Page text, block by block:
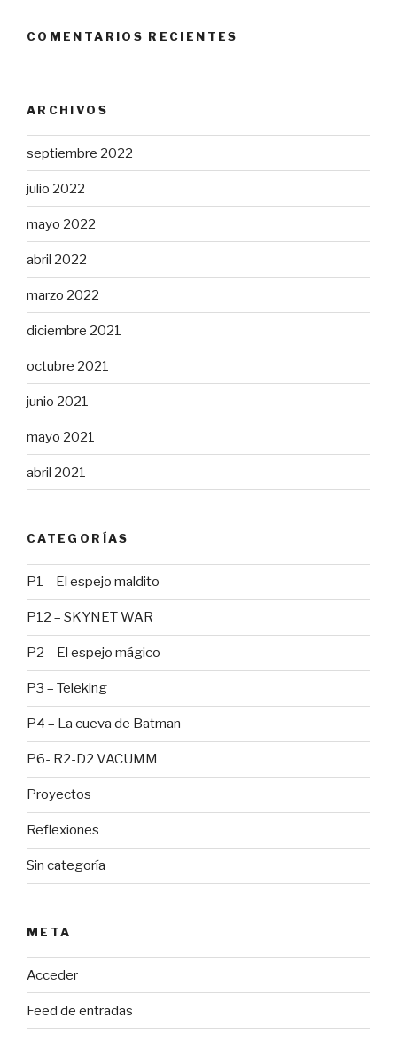
COMENTARIOS RECIENTES
ARCHIVOS
septiembre 2022
julio 2022
mayo 2022
abril 2022
marzo 2022
diciembre 2021
octubre 2021
junio 2021
mayo 2021
abril 2021
CATEGORÍAS
P1 – El espejo maldito
P12 – SKYNET WAR
P2 – El espejo mágico
P3 – Teleking
P4 – La cueva de Batman
P6- R2-D2 VACUMM
Proyectos
Reflexiones
Sin categoría
META
Acceder
Feed de entradas